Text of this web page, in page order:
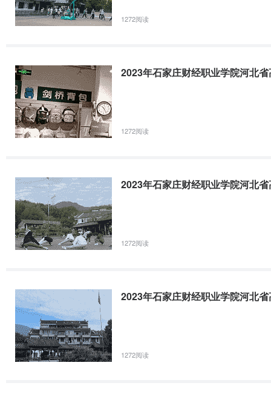
1272阅读
2023年石家庄财经职业学院河北
1272阅读
2023年石家庄财经职业学院河北
1272阅读
2023年石家庄财经职业学院河北
1272阅读